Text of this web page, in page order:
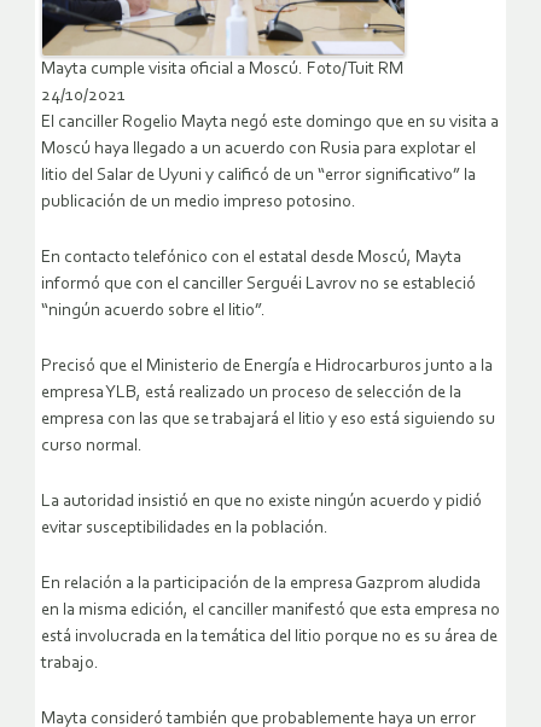
Mayta cumple visita oficial a Moscú. Foto/Tuit RM
24/10/2021
El canciller Rogelio Mayta negó este domingo que en su visita a
Moscú haya llegado a un acuerdo con Rusia para explotar el
litio del Salar de Uyuni y calificó de un “error significativo” la
publicación de un medio impreso potosino.
En contacto telefónico con el estatal desde Moscú, Mayta
informó que con el canciller Serguéi Lavrov no se estableció
“ningún acuerdo sobre el litio”.
Precisó que el Ministerio de Energía e Hidrocarburos junto a la
empresa YLB, está realizado un proceso de selección de la
empresa con las que se trabajará el litio y eso está siguiendo su
curso normal.
La autoridad insistió en que no existe ningún acuerdo y pidió
evitar susceptibilidades en la población.
En relación a la participación de la empresa Gazprom aludida
en la misma edición, el canciller manifestó que esta empresa no
está involucrada en la temática del litio porque no es su área de
trabajo.
Mayta consideró también que probablemente haya un error